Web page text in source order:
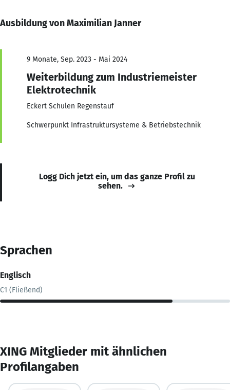
Ausbildung von Maximilian Janner
9 Monate, Sep. 2023 - Mai 2024
Weiterbildung zum Industriemeister
Elektrotechnik
Eckert Schulen Regenstauf
Schwerpunkt Infrastruktursysteme & Betriebstechnik
Logg Dich jetzt ein, um das ganze Profil zu
sehen.
Sprachen
Englisch
C1 (Fließend)
XING Mitglieder mit ähnlichen
Profilangaben